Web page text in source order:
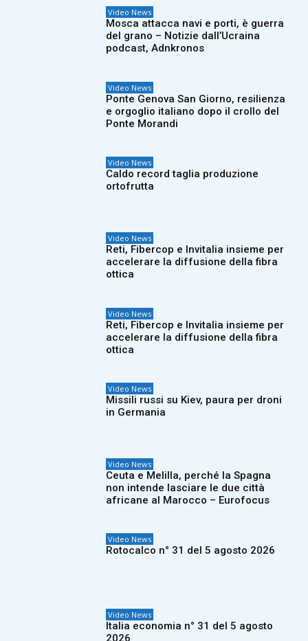
Video News
Mosca attacca navi e porti, è guerra
del grano – Notizie dall’Ucraina
podcast, Adnkronos
Video News
Ponte Genova San Giorno, resilienza
e orgoglio italiano dopo il crollo del
Ponte Morandi
Video News
Caldo record taglia produzione
ortofrutta
Video News
Reti, Fibercop e Invitalia insieme per
accelerare la diffusione della fibra
ottica
Video News
Reti, Fibercop e Invitalia insieme per
accelerare la diffusione della fibra
ottica
Video News
Missili russi su Kiev, paura per droni
in Germania
Video News
Ceuta e Melilla, perché la Spagna
non intende lasciare le due città
africane al Marocco – Eurofocus
Video News
Rotocalco n° 31 del 5 agosto 2026
Video News
Italia economia n° 31 del 5 agosto
2026